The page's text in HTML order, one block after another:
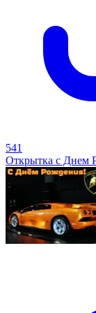
541
Открытка с Днем